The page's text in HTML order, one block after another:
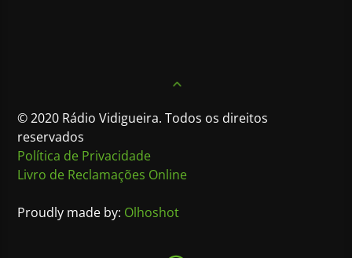
© 2020 Rádio Vidigueira. Todos os direitos
reservados
Política de Privacidade
Livro de Reclamações Online
Proudly made by: Olhoshot